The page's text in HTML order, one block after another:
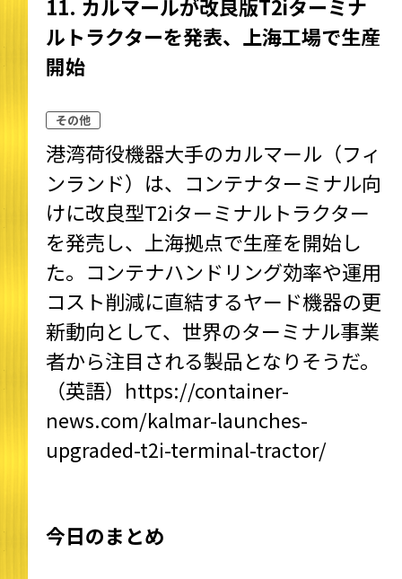
11. カルマールが改良版T2iターミナ
ルトラクターを発表、上海工場で生産
開始
その他
港湾荷役機器大手のカルマール（フィ
ンランド）は、コンテナターミナル向
けに改良型T2iターミナルトラクター
を発売し、上海拠点で生産を開始し
た。コンテナハンドリング効率や運用
コスト削減に直結するヤード機器の更
新動向として、世界のターミナル事業
者から注目される製品となりそうだ。
（英語） https://container-
news.com/kalmar-launches-
upgraded-t2i-terminal-tractor/
今日のまとめ